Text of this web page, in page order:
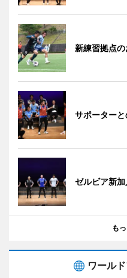
新練習拠点
サポーター
ゼルビア新
も
ワール